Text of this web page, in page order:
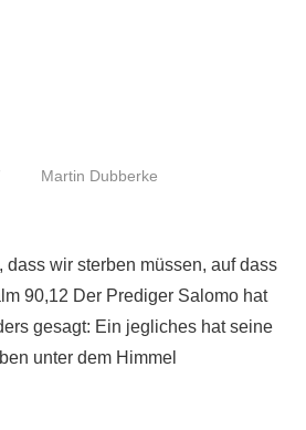
Martin Dubberke
dass wir sterben müssen, auf dass
90,12 Der Prediger Salomo hat
gesagt: Ein jegliches hat seine
unter dem Himmel